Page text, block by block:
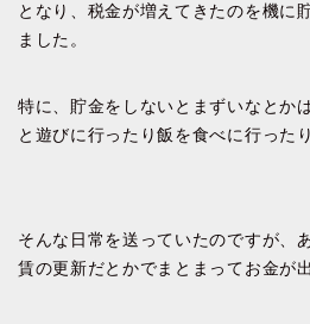
となり、税金が増えてきたのを機に
ました。
特に、貯金をしないとまずいなとか
と遊びに行ったり飯を食べに行った
そんな日常を送っていたのですが、
賃の更新だとかでまとまってお金が